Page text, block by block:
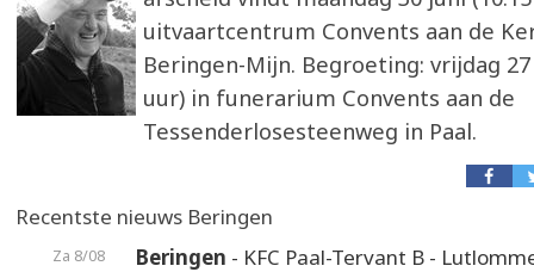
uitvaartcentrum Convents aan de
Beringen-Mijn. Begroeting: vrijdag 27
uur) in funerarium Convents aan de
Tessenderlosesteenweg in Paal.
Recentste nieuws Beringen
Za 8/08 Beringen - KFC Paal-Tervant B -